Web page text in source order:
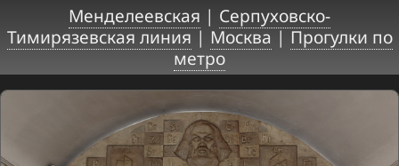
Менделеевская | Серпуховско-
Тимирязевская линия| Москва|Прогулки по
метро